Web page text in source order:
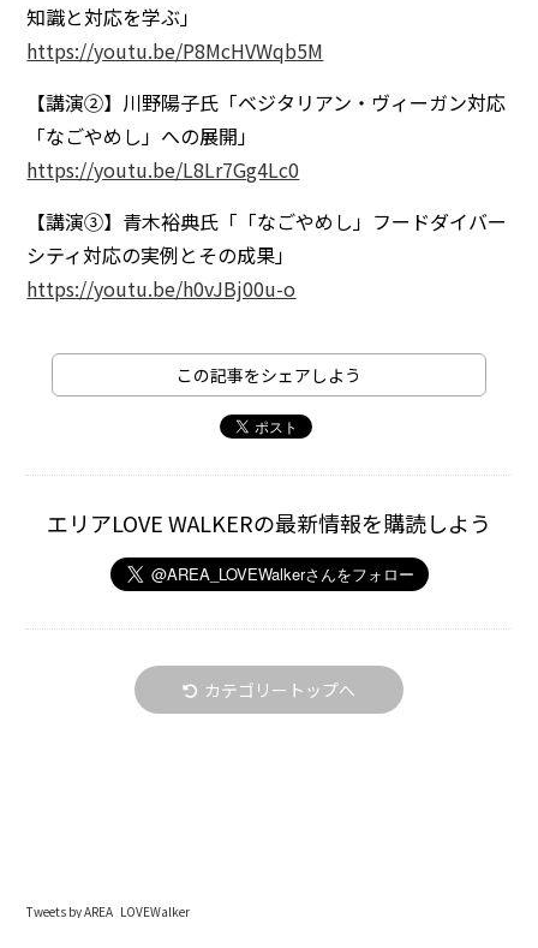
知識と対応を学ぶ」
https://youtu.be/P8McHVWqb5M
【講演②】川野陽子氏「ベジタリアン・ヴィーガン対応
「なごやめし」への展開」
https://youtu.be/L8Lr7Gg4Lc0
【講演③】青木裕典氏「「なごやめし」フードダイバー
シティ対応の実例とその成果」
https://youtu.be/h0vJBj00u-o
この記事をシェアしよう
エリアLOVE WALKERの最新情報を購読しよう
カテゴリートップへ
Tweets by AREA_LOVEWalker